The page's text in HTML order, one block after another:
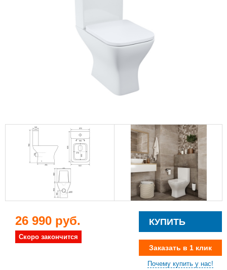
26 990 руб.
Скоро закончится
КУПИТЬ
Заказать в 1 клик
Почему купить у нас!